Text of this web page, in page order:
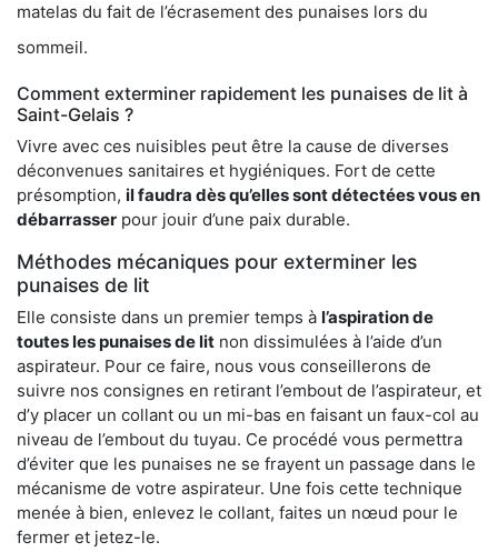
matelas du fait de l’écrasement des punaises lors du
sommeil.
Comment exterminer rapidement les punaises de lit à
Saint-Gelais ?
Vivre avec ces nuisibles peut être la cause de diverses
déconvenues sanitaires et hygiéniques. Fort de cette
présomption, il faudra dès qu’elles sont détectées vous en
débarrasser pour jouir d’une paix durable.
Méthodes mécaniques pour exterminer les
punaises de lit
Elle consiste dans un premier temps à l’aspiration de
toutes les punaises de lit non dissimulées à l’aide d’un
aspirateur. Pour ce faire, nous vous conseillerons de
suivre nos consignes en retirant l’embout de l’aspirateur, et
d’y placer un collant ou un mi-bas en faisant un faux-col au
niveau de l’embout du tuyau. Ce procédé vous permettra
d’éviter que les punaises ne se frayent un passage dans le
mécanisme de votre aspirateur. Une fois cette technique
menée à bien, enlevez le collant, faites un nœud pour le
fermer et jetez-le.